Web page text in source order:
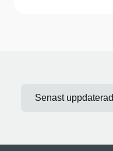
Senast